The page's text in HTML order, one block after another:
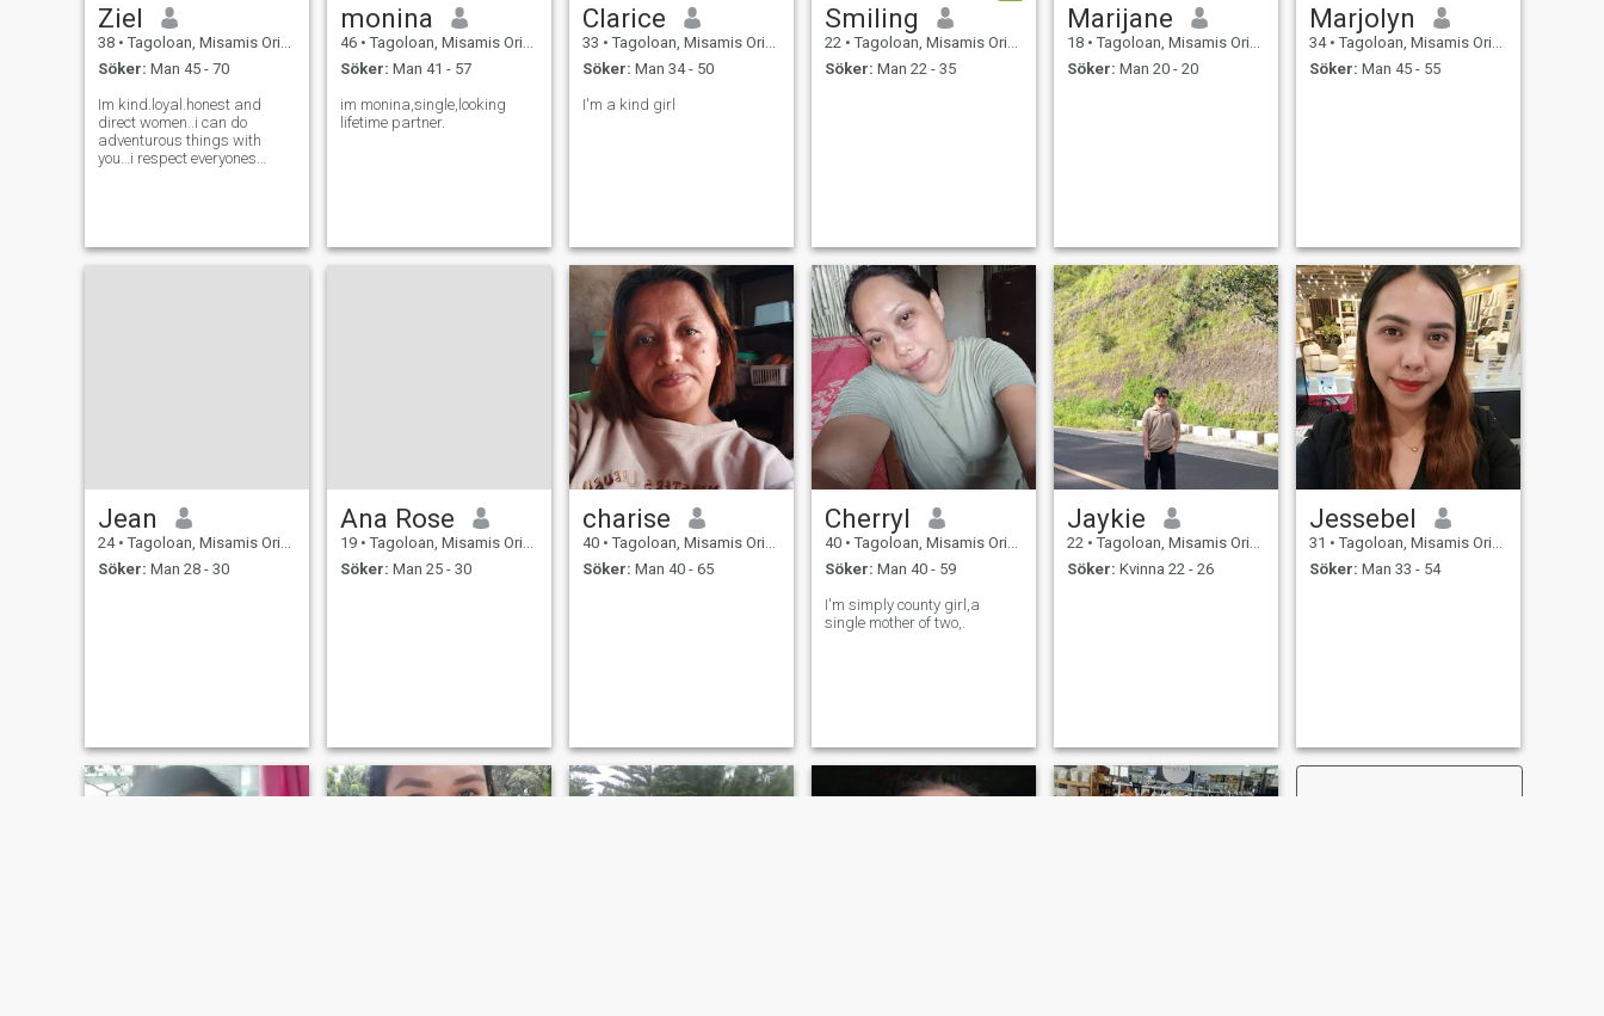
Ziel
38 • Tagoloan, Misamis Oriental, Filippinerna
Söker: Man 45 - 70
Im kind.loyal.honest and
direct women..i can do
adventurous things with
you…i respect everyones
monina
46 • Tagoloan, Misamis Oriental, Filippinerna
Söker: Man 41 - 57
im monina,single,looking
lifetime partner.
Clarice
33 • Tagoloan, Misamis Oriental, Filippinerna
Söker: Man 34 - 50
I'm a kind girl
Smiling
22 • Tagoloan, Misamis Oriental, Filippinerna
Söker: Man 22 - 35
Marijane
18 • Tagoloan, Misamis Oriental, Filippinerna
Söker: Man 20 - 20
Marjolyn
34 • Tagoloan, Misamis Oriental, Filippinerna
Söker: Man 45 - 55
Jean
24 • Tagoloan, Misamis Oriental, Filippinerna
Söker: Man 28 - 30
Ana Rose
19 • Tagoloan, Misamis Oriental, Filippinerna
Söker: Man 25 - 30
charise
40 • Tagoloan, Misamis Oriental, Filippinerna
Söker: Man 40 - 65
Cherryl
40 • Tagoloan, Misamis Oriental, Filippinerna
Söker: Man 40 - 59
I'm simply county girl,a
single mother of two,.
Jaykie
22 • Tagoloan, Misamis Oriental, Filippinerna
Söker: Kvinna 22 - 26
Jessebel
31 • Tagoloan, Misamis Oriental, Filippinerna
Söker: Man 33 - 54